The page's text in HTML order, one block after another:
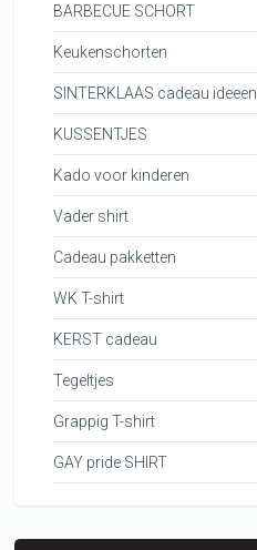
BARBECUE SCHORT
Keukenschorten
SINTERKLAAS cadeau ideeen
KUSSENTJES
Kado voor kinderen
Vader shirt
Cadeau pakketten
WK T-shirt
KERST cadeau
Tegeltjes
Grappig T-shirt
GAY pride SHIRT